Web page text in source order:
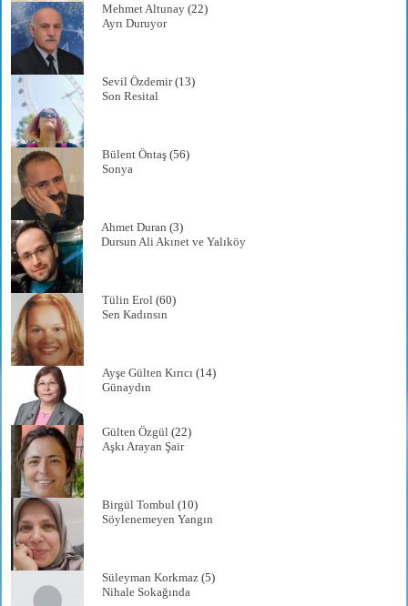
Mehmet Altunay (22)
Ayrı Duruyor
Sevil Özdemir(13)
Son Resital
Bülent Öntaş (56)
Sonya
Ahmet Duran (3)
Dursun Ali Akınet ve Yalıköy
Tülin Erol (60)
Sen Kadınsın
Ayşe Gülten Kırıcı (14)
Günaydın
Gülten Özgül (22)
Aşkı Arayan Şair
Birgül Tombul (10)
Söylenemeyen Yangın
Süleyman Korkmaz (5)
Nihale Sokağında